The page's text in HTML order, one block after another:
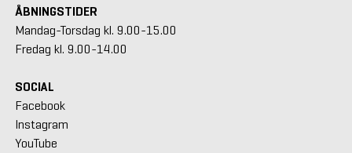
ÅBNINGSTIDER
Mandag-Torsdag kl. 9.00-15.00
Fredag kl. 9.00-14.00
SOCIAL
Facebook
Instagram
YouTube